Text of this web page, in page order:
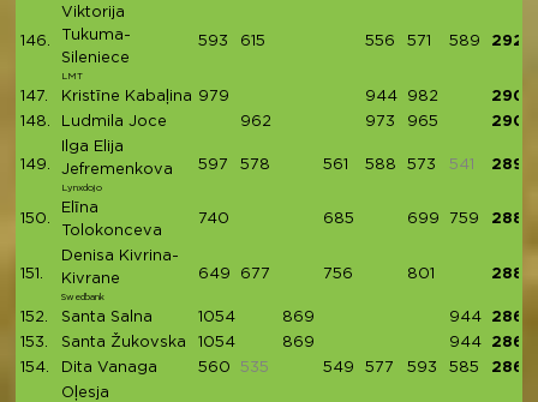
146.
Viktorija
Tukuma-
Sileniece
LMT
593 615 556 571 589 2924
147. Kristīne Kabaļina 979 944 982
2905
148.
Ludmila Joce 962 973 965 2900
149.
Ilga Elija
Jefremenkova
Lynxdojo
597 578 561 588 573 541 2897
150.
Elīna
Tolokonceva
740 685 699 759 2883
151.
Denisa Kivrina-
Kivrane
Swedbank
649 677 756 801 2883
152. Santa Salna 1054 869 944
2867
153.
Santa Žukovska 1054 869 944
2867
154.
Dita Vanaga 560 535 549 577 593 585 2864
Oļesja